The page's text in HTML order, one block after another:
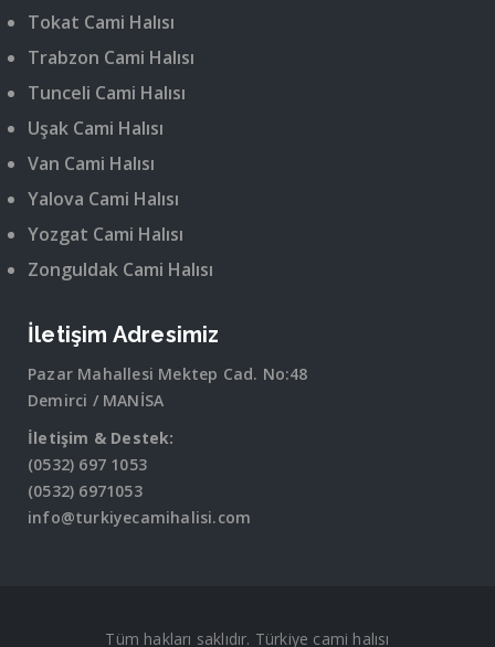
Tokat Cami Halısı
Trabzon Cami Halısı
Tunceli Cami Halısı
Uşak Cami Halısı
Van Cami Halısı
Yalova Cami Halısı
Yozgat Cami Halısı
Zonguldak Cami Halısı
İletişim Adresimiz
Pazar Mahallesi Mektep Cad. No:48
Demirci / MANİSA
İletişim & Destek:
(0532) 697 1053
(0532) 6971053
info@turkiyecamihalisi.com
Tüm hakları saklıdır. Türkiye cami halısı